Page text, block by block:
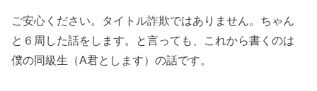
ご安心ください。タイトル詐欺ではありません。ちゃん
と６周した話をします。と言っても、これから書くのは
僕の同級生（A君とします）の話です。